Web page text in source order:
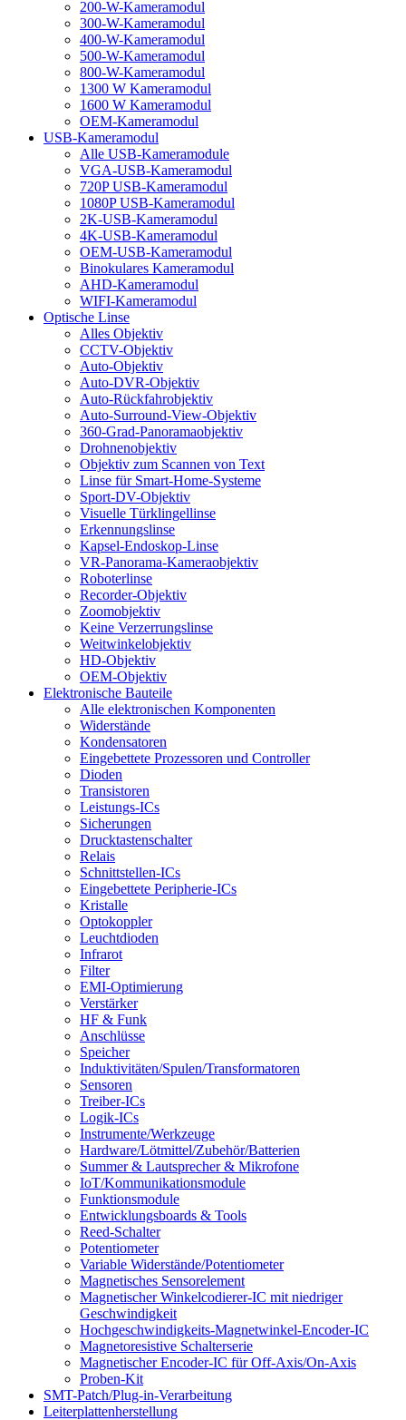
200-W-Kameramodul
300-W-Kameramodul
400-W-Kameramodul
500-W-Kameramodul
800-W-Kameramodul
1300 W Kameramodul
1600 W Kameramodul
OEM-Kameramodul
USB-Kameramodul
Alle USB-Kameramodule
VGA-USB-Kameramodul
720P USB-Kameramodul
1080P USB-Kameramodul
2K-USB-Kameramodul
4K-USB-Kameramodul
OEM-USB-Kameramodul
Binokulares Kameramodul
AHD-Kameramodul
WIFI-Kameramodul
Optische Linse
Alles Objektiv
CCTV-Objektiv
Auto-Objektiv
Auto-DVR-Objektiv
Auto-Rückfahrobjektiv
Auto-Surround-View-Objektiv
360-Grad-Panoramaobjektiv
Drohnenobjektiv
Objektiv zum Scannen von Text
Linse für Smart-Home-Systeme
Sport-DV-Objektiv
Visuelle Türklingellinse
Erkennungslinse
Kapsel-Endoskop-Linse
VR-Panorama-Kameraobjektiv
Roboterlinse
Recorder-Objektiv
Zoomobjektiv
Keine Verzerrungslinse
Weitwinkelobjektiv
HD-Objektiv
OEM-Objektiv
Elektronische Bauteile
Alle elektronischen Komponenten
Widerstände
Kondensatoren
Eingebettete Prozessoren und Controller
Dioden
Transistoren
Leistungs-ICs
Sicherungen
Drucktastenschalter
Relais
Schnittstellen-ICs
Eingebettete Peripherie-ICs
Kristalle
Optokoppler
Leuchtdioden
Infrarot
Filter
EMI-Optimierung
Verstärker
HF & Funk
Anschlüsse
Speicher
Induktivitäten/Spulen/Transformatoren
Sensoren
Treiber-ICs
Logik-ICs
Instrumente/Werkzeuge
Hardware/Lötmittel/Zubehör/Batterien
Summer & Lautsprecher & Mikrofone
IoT/Kommunikationsmodule
Funktionsmodule
Entwicklungsboards & Tools
Reed-Schalter
Potentiometer
Variable Widerstände/Potentiometer
Magnetisches Sensorelement
Magnetischer Winkelcodierer-IC mit niedriger
Geschwindigkeit
Hochgeschwindigkeits-Magnetwinkel-Encoder-IC
Magnetoresistive Schalterserie
Magnetischer Encoder-IC für Off-Axis/On-Axis
Proben-Kit
SMT-Patch/Plug-in-Verarbeitung
Leiterplattenherstellung